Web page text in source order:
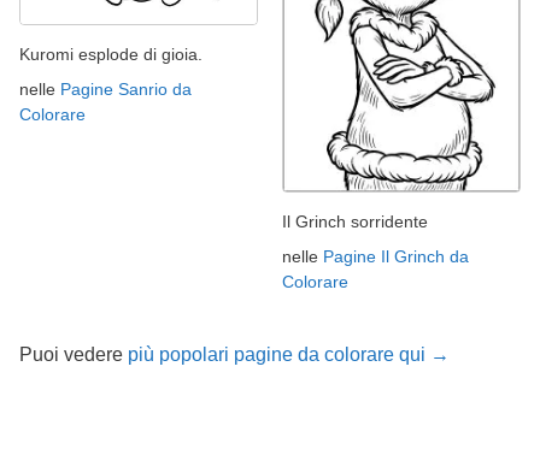
Kuromi esplode di gioia.
nelle Pagine Sanrio da
Colorare
Il Grinch sorridente
nelle Pagine Il Grinch da
Colorare
Puoi vedere più popolari pagine da colorare qui →